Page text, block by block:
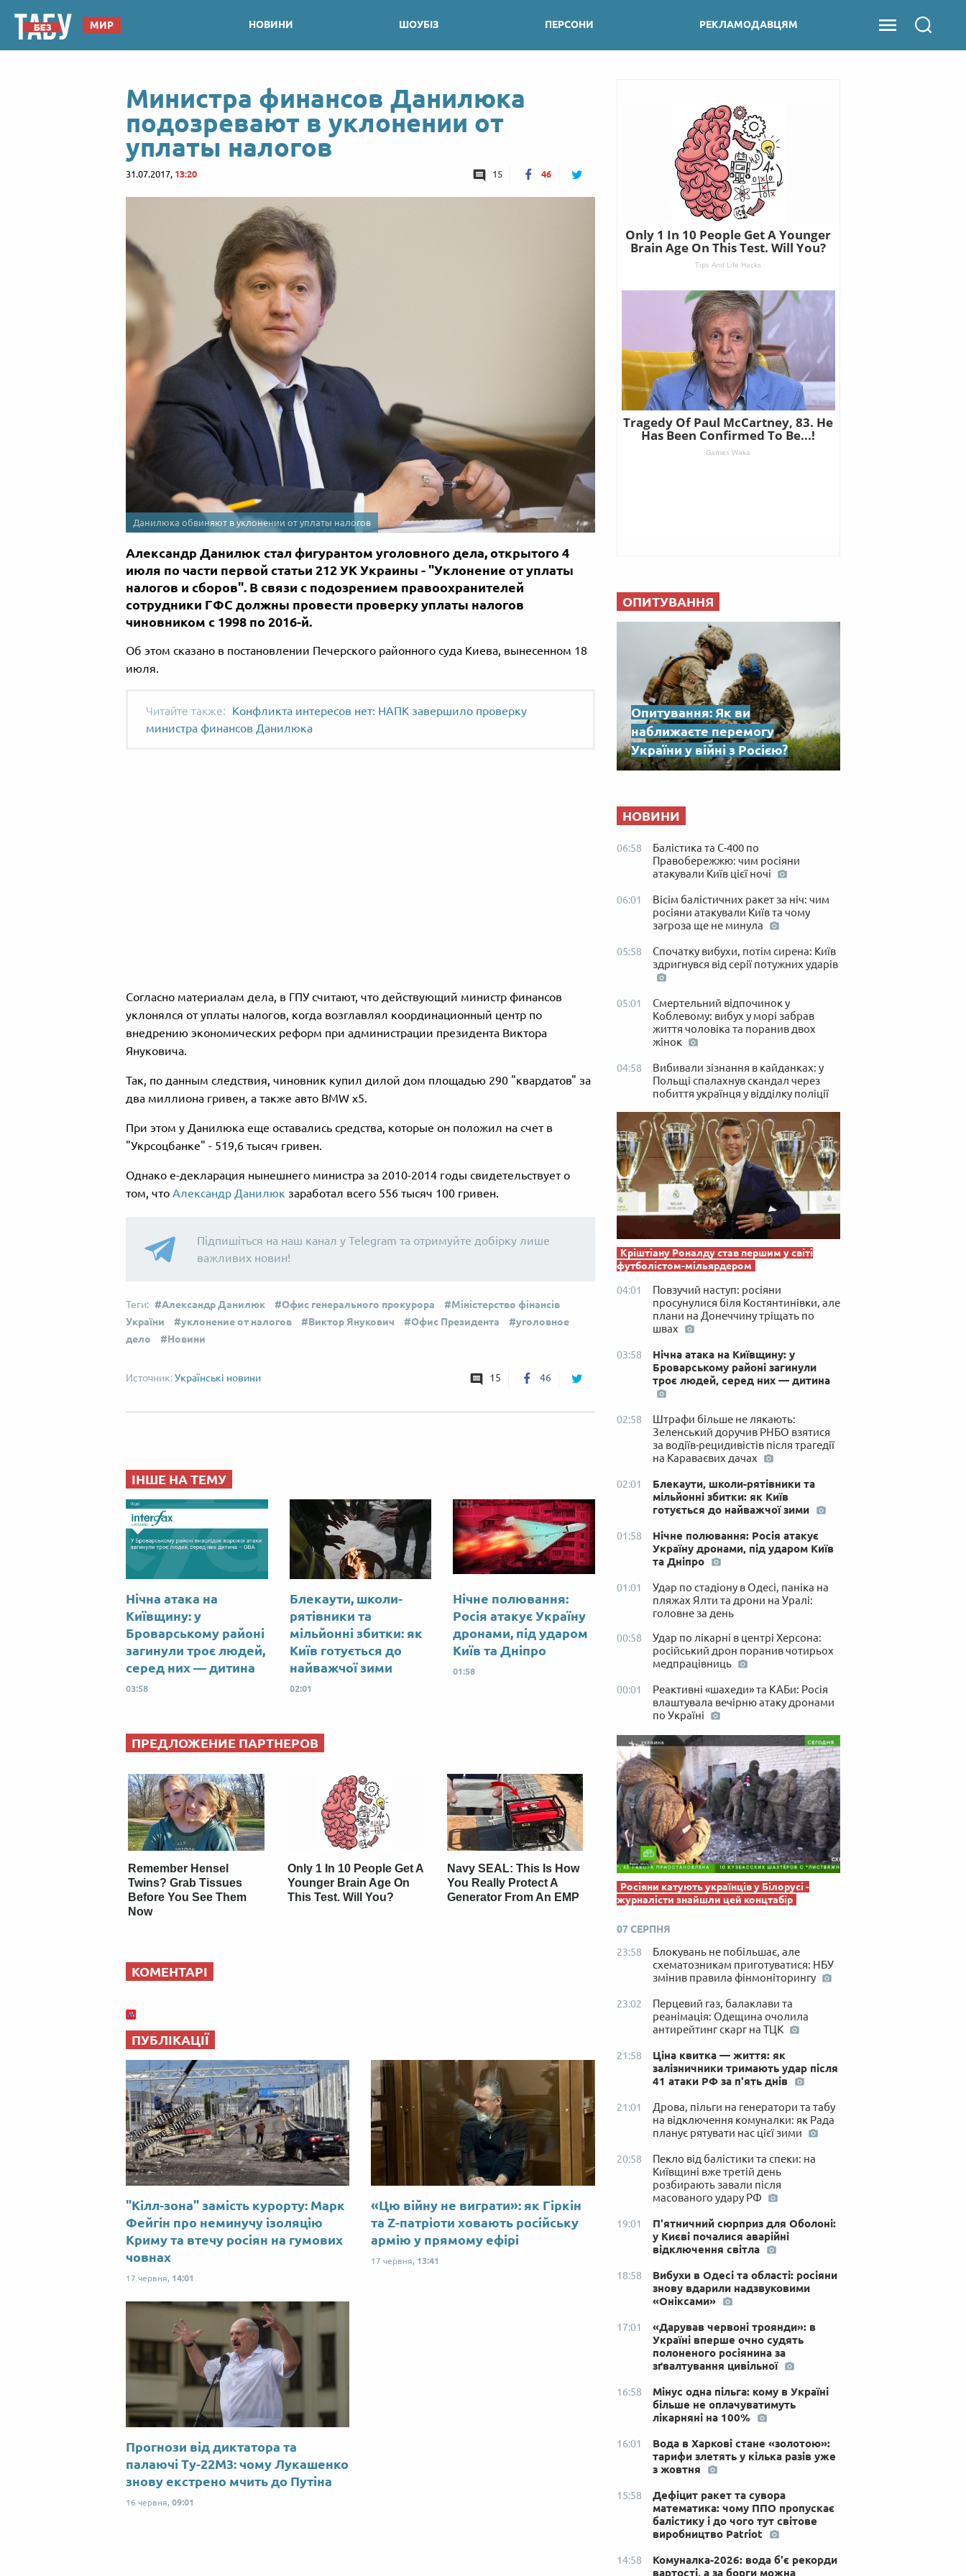
МИР НОВИНИ ШОУБІЗ ПЕРСОНИ РЕКЛАМОДАВЦЯМ
Министра финансов Данилюка
подозревают в уклонении от
уплаты налогов
31.07.2017, 13:20 15 46
Данилюка обвиняют в уклонении от уплаты налогов
Александр Данилюк стал фигурантом уголовного дела, открытого 4
июля по части первой статьи 212 УК Украины - "Уклонение от уплаты
налогов и сборов". В связи с подозрением правоохранителей
сотрудники ГФС должны провести проверку уплаты налогов
чиновником с 1998 по 2016-й.
Об этом сказано в постановлении Печерского районного суда Киева, вынесенном 18
июля.
Конфликта интересов нет: НАПК завершило проверку
министра финансов Данилюка
Согласно материалам дела, в ГПУ считают, что действующий министр финансов
уклонялся от уплаты налогов, когда возглавлял координационный центр по
внедрению экономических реформ при администрации президента Виктора
Януковича.
Так, по данным следствия, чиновник купил дилой дом площадью 290 "квардатов" за
два миллиона гривен, а также авто BMW x5.
При этом у Данилюка еще оставались средства, которые он положил на счет в
"Укрсоцбанке" - 519,6 тысяч гривен.
Однако е-декларация нынешнего министра за 2010-2014 годы свидетельствует о
том, что Александр Данилюк заработал всего 556 тысяч 100 гривен.
Підпишіться на наш канал у Telegram та отримуйте добірку лише
важливих новин!
Александр Данилюк Офис генерального прокурора
Міністерство фінансів
України
уклонение от налогов Виктор Янукович Офис Президента
уголовное
дело
Новини
Українські новини 15 46
ІНШЕ НА ТЕМУ
Нічна атака на
Київщину: у
Броварському районі
загинули троє людей,
серед них — дитина
03:58
Блекаути, школи-
рятівники та
мільйонні збитки: як
Київ готується до
найважчої зими
02:01
Нічне полювання:
Росія атакує Україну
дронами, під ударом
Київ та Дніпро
01:58
ПРЕДЛОЖЕНИЕ ПАРТНЕРОВ
Remember Hensel
Twins? Grab Tissues
Before You See Them
Now
Only 1 In 10 People Get A
Younger Brain Age On
This Test. Will You?
Navy SEAL: This Is How
You Really Protect A
Generator From An EMP
КОМЕНТАРІ
ПУБЛІКАЦІЇ
"Кілл-зона" замість курорту: Марк
Фейгін про неминучу ізоляцію
Криму та втечу росіян на гумових
човнах
17 червня, 14:01
«Цю війну не виграти»: як Гіркін
та Z-патріоти ховають російську
армію у прямому ефірі
17 червня, 13:41
Прогнози від диктатора та
палаючі Ту-22М3: чому Лукашенко
знову екстрено мчить до Путіна
16 червня, 09:01
ОПИТУВАННЯ
Опитування: Як ви
наближаєте перемогу
України у війні з Росією?
НОВИНИ
06:58
Балістика та С-400 по
Правобережжю: чим росіяни
атакували Київ цієї ночі
06:01
Вісім балістичних ракет за ніч: чим
росіяни атакували Київ та чому
загроза ще не минула
05:58
Спочатку вибухи, потім сирена: Київ
здригнувся від серії потужних ударів
05:01
Смертельний відпочинок у
Коблевому: вибух у морі забрав
життя чоловіка та поранив двох
жінок
04:58
Вибивали зізнання в кайданках: у
Польщі спалахнув скандал через
побиття українця у відділку поліції
Кріштіану Роналду став першим у світі
футболістом-мільярдером
04:01
Повзучий наступ: росіяни
просунулися біля Костянтинівки, але
плани на Донеччину тріщать по
швах
03:58
Нічна атака на Київщину: у
Броварському районі загинули
троє людей, серед них — дитина
02:58
Штрафи більше не лякають:
Зеленський доручив РНБО взятися
за водіїв-рецидивістів після трагедії
на Караваєвих дачах
02:01
Блекаути, школи-рятівники та
мільйонні збитки: як Київ
готується до найважчої зими
01:58
Нічне полювання: Росія атакує
Україну дронами, під ударом Київ
та Дніпро
01:01
Удар по стадіону в Одесі, паніка на
пляжах Ялти та дрони на Уралі:
головне за день
00:58
Удар по лікарні в центрі Херсона:
російський дрон поранив чотирьох
медпрацівниць
00:01
Реактивні «шахеди» та КАБи: Росія
влаштувала вечірню атаку дронами
по Україні
Росіяни катують українців у Білорусі -
журналісти знайшли цей концтабір
07 СЕРПНЯ
23:58
Блокувань не побільшає, але
схематозникам приготуватися: НБУ
змінив правила фінмоніторингу
23:02
Перцевий газ, балаклави та
реанімація: Одещина очолила
антирейтинг скарг на ТЦК
21:58
Ціна квитка — життя: як
залізничники тримають удар після
41 атаки РФ за п'ять днів
21:01
Дрова, пільги на генератори та табу
на відключення комуналки: як Рада
планує рятувати нас цієї зими
20:58
Пекло від балістики та спеки: на
Київщині вже третій день
розбирають завали після
масованого удару РФ
19:01
П'ятничний сюрприз для Оболоні:
у Києві почалися аварійні
відключення світла
18:58
Вибухи в Одесі та області: росіяни
знову вдарили надзвуковими
«Оніксами»
17:01
«Дарував червоні троянди»: в
Україні вперше очно судять
полоненого росіянина за
зґвалтування цивільної
16:58
Мінус одна пільга: кому в Україні
більше не оплачуватимуть
лікарняні на 100%
16:01
Вода в Харкові стане «золотою»:
тарифи злетять у кілька разів уже
з жовтня
15:58
Дефіцит ракет та сувора
математика: чому ППО пропускає
балістику і до чого тут світове
виробництво Patriot
14:58
Комуналка-2026: вода б'є рекорди
вартості, а за борги можна